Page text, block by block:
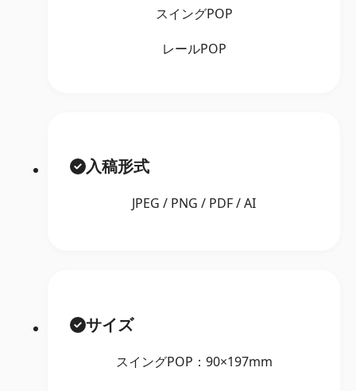
スイングPOP
レールPOP
入稿形式
JPEG / PNG / PDF / AI
サイズ
スイングPOP：90×197mm